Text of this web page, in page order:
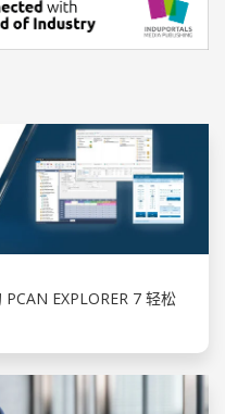
EXPLORER 7 轻松